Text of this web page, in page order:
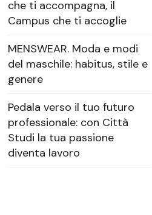
che ti accompagna, il
Campus che ti accoglie
MENSWEAR. Moda e modi
del maschile: habitus, stile e
genere
Pedala verso il tuo futuro
professionale: con Città
Studi la tua passione
diventa lavoro